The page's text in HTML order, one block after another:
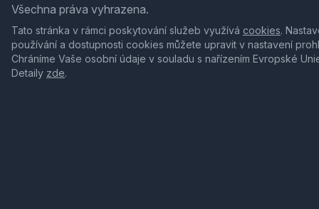
Všechna práva vyhrazena.
Tato stránka v rámci poskytování služeb využívá cookies.
používání a dostupnosti cookies můžete upravit v nastavení
Chráníme Vaše osobní údaje v souladu s nařízením Evropské
Detaily zde.